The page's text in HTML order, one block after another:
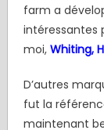
farm a
intéressantes
moi, Whiting,
D’autres
fut la
maintenant